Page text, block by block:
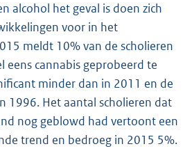
alcohol het geval is doen zich
voor in het
meldt 10% van de scholieren
eens cannabis geprobeerd te
minder dan in 2011 en de
1996. Het aantal scholieren dat
nog geblowd had vertoont een
trend en bedroeg in 2015 5%.